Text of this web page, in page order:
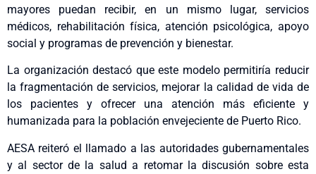
mayores puedan recibir, en un mismo lugar, servicios
médicos, rehabilitación física, atención psicológica, apoyo
social y programas de prevención y bienestar.
La organización destacó que este modelo permitiría reducir
la fragmentación de servicios, mejorar la calidad de vida de
los pacientes y ofrecer una atención más eficiente y
humanizada para la población envejeciente de Puerto Rico.
AESA reiteró el llamado a las autoridades gubernamentales
y al sector de la salud a retomar la discusión sobre esta